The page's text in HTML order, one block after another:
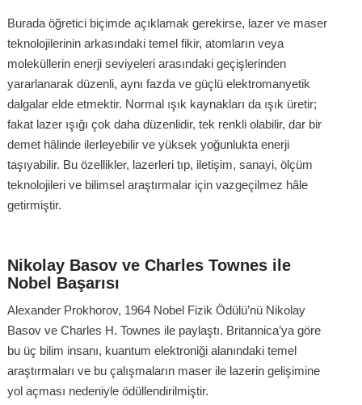
Burada öğretici biçimde açıklamak gerekirse, lazer ve maser
teknolojilerinin arkasındaki temel fikir, atomların veya
moleküllerin enerji seviyeleri arasındaki geçişlerinden
yararlanarak düzenli, aynı fazda ve güçlü elektromanyetik
dalgalar elde etmektir. Normal ışık kaynakları da ışık üretir;
fakat lazer ışığı çok daha düzenlidir, tek renkli olabilir, dar bir
demet hâlinde ilerleyebilir ve yüksek yoğunlukta enerji
taşıyabilir. Bu özellikler, lazerleri tıp, iletişim, sanayi, ölçüm
teknolojileri ve bilimsel araştırmalar için vazgeçilmez hâle
getirmiştir.
Nikolay Basov ve Charles Townes ile
Nobel Başarısı
Alexander Prokhorov, 1964 Nobel Fizik Ödülü’nü Nikolay
Basov ve Charles H. Townes ile paylaştı. Britannica’ya göre
bu üç bilim insanı, kuantum elektroniği alanındaki temel
araştırmaları ve bu çalışmaların maser ile lazerin gelişimine
yol açması nedeniyle ödüllendirilmiştir.